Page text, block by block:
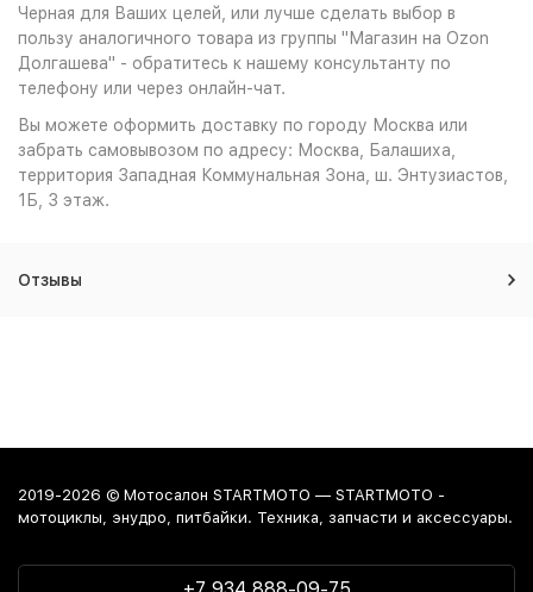
Черная для Ваших целей, или лучше сделать выбор в
пользу аналогичного товара из группы "Магазин на Ozon
Долгашева" - обратитесь к нашему консультанту по
телефону или через онлайн-чат.
Вы можете оформить доставку по городу Москва или
забрать самовывозом по адресу: Москва, Балашиха,
территория Западная Коммунальная Зона, ш. Энтузиастов,
1Б, 3 этаж.
Отзывы
2019-2026 © Мотосалон STARTMOTO — STARTMOTO -
мотоциклы, энудро, питбайки. Техника, запчасти и аксессуары.